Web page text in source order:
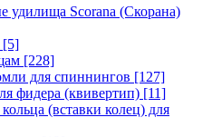
удилища Scorana (Скорана)
[5]
[228]
для спиннингов [127]
фидера (квивертип) [11]
(вставки колец) для